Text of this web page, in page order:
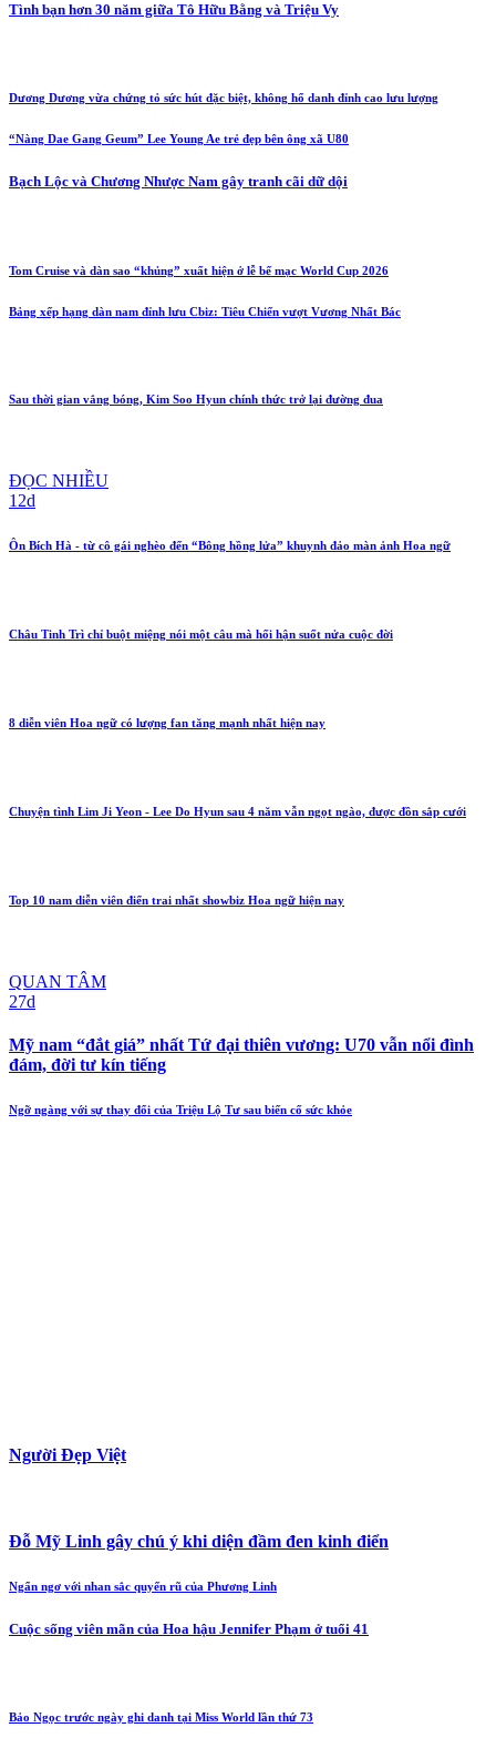
Tình bạn hơn 30 năm giữa Tô Hữu Bằng và Triệu Vy
Dương Dương vừa chứng tỏ sức hút đặc biệt, không hổ danh đỉnh cao lưu lượng
“Nàng Dae Gang Geum” Lee Young Ae trẻ đẹp bên ông xã U80
Bạch Lộc và Chương Nhược Nam gây tranh cãi dữ dội
Tom Cruise và dàn sao “khủng” xuất hiện ở lễ bế mạc World Cup 2026
Bảng xếp hạng dàn nam đỉnh lưu Cbiz: Tiêu Chiến vượt Vương Nhất Bác
Sau thời gian vắng bóng, Kim Soo Hyun chính thức trở lại đường đua
ĐỌC NHIỀU
12d
Ôn Bích Hà - từ cô gái nghèo đến “Bông hồng lửa” khuynh đảo màn ảnh Hoa ngữ
Châu Tinh Trì chỉ buột miệng nói một câu mà hối hận suốt nửa cuộc đời
8 diễn viên Hoa ngữ có lượng fan tăng mạnh nhất hiện nay
Chuyện tình Lim Ji Yeon - Lee Do Hyun sau 4 năm vẫn ngọt ngào, được đồn sắp cưới
Top 10 nam diễn viên điển trai nhất showbiz Hoa ngữ hiện nay
QUAN TÂM
27d
Mỹ nam “đắt giá” nhất Tứ đại thiên vương: U70 vẫn nổi đình
đám, đời tư kín tiếng
Ngỡ ngàng với sự thay đổi của Triệu Lộ Tư sau biến cố sức khỏe
Người Đẹp Việt
Đỗ Mỹ Linh gây chú ý khi diện đầm đen kinh điển
Ngẩn ngơ với nhan sắc quyến rũ của Phương Linh
Cuộc sống viên mãn của Hoa hậu Jennifer Phạm ở tuổi 41
Bảo Ngọc trước ngày ghi danh tại Miss World lần thứ 73